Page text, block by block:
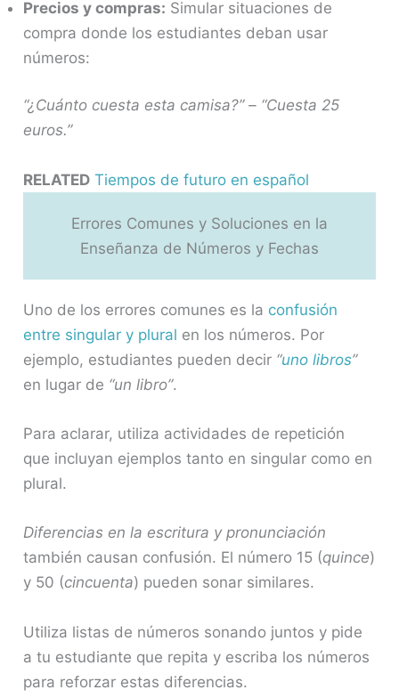
Precios y compras: Simular situaciones de
compra donde los estudiantes deban usar
números:
“¿Cuánto cuesta esta camisa?” – “Cuesta 25
euros.”
RELATED Tiempos de futuro en español
Errores Comunes y Soluciones en la
Enseñanza de Números y Fechas
Uno de los errores comunes es la confusión
entre singular y plural en los números. Por
ejemplo, estudiantes pueden decir “uno libros”
en lugar de “un libro”.
Para aclarar, utiliza actividades de repetición
que incluyan ejemplos tanto en singular como en
plural.
Diferencias en la escritura y pronunciación
también causan confusión. El número 15 (quince)
y 50 (cincuenta) pueden sonar similares.
Utiliza listas de números sonando juntos y pide
a tu estudiante que repita y escriba los números
para reforzar estas diferencias.